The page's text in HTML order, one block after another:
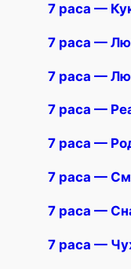
7 раса —
7 раса —
7 раса —
7 раса —
7 раса —
7 раса —
7 раса —
7 раса —